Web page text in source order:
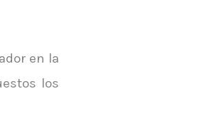
en la
los